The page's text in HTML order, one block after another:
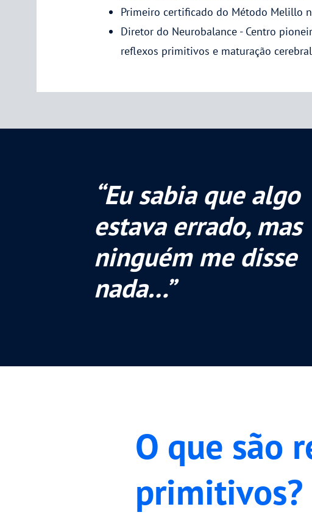
Primeiro certificado do Método Melillo
Diretor do Neurobalance - Centro
reflexos primitivos e maturação
“Eu sabia que algo
estava errado, mas
ninguém me disse
nada…”
O que são
primitivos?